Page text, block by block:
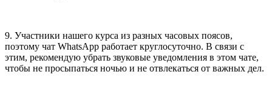
9. Участники нашего курса из разных часовых поясов,
поэтому чат WhatsApp работает круглосуточно. В связи с
этим, рекомендую убрать звуковые уведомления в этом чате,
чтобы не просыпаться ночью и не отвлекаться от важных дел.